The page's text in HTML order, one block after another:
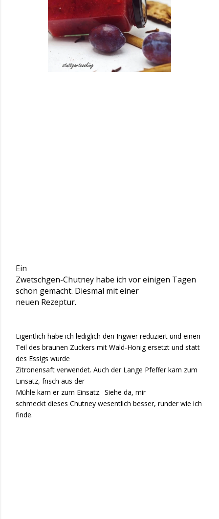
Ein
Zwetschgen-Chutney habe ich vor einigen Tagen
schon gemacht. Diesmal mit einer
neuen Rezeptur.
Eigentlich habe ich lediglich den Ingwer reduziert und einen
Teil des braunen Zuckers mit Wald-Honig ersetzt und statt
des Essigs wurde
Zitronensaft verwendet. Auch der Lange Pfeffer kam zum
Einsatz, frisch aus der
Mühle kam er zum Einsatz. Siehe da, mir
schmeckt dieses Chutney wesentlich besser, runder wie ich
finde.